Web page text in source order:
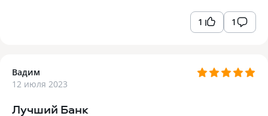
1 1
Вадим
12 июля 2023
Лучший Банк